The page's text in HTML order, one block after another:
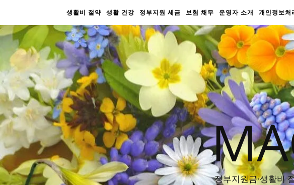
생활비 절약 생활 건강 정부지원 세금 보험 채무 운영자 소개 개인정보처
정부지원금·생활비